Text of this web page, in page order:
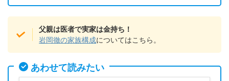
父親は医者で実家は金持ち！
岩岡徹の家族構成についてはこちら。
あわせて読みたい